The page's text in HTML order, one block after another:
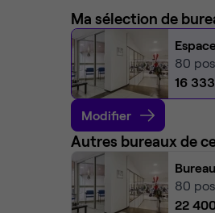
Ma sélection de
80
16
Modifier
Autres bureaux de
80
22